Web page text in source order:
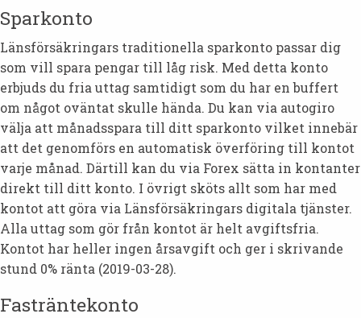
Sparkonto
Länsförsäkringars traditionella sparkonto passar dig
som vill spara pengar till låg risk. Med detta konto
erbjuds du fria uttag samtidigt som du har en buffert
om något oväntat skulle hända. Du kan via autogiro
välja att månadsspara till ditt sparkonto vilket innebär
att det genomförs en automatisk överföring till kontot
varje månad. Därtill kan du via Forex sätta in kontanter
direkt till ditt konto. I övrigt sköts allt som har med
kontot att göra via Länsförsäkringars digitala tjänster.
Alla uttag som gör från kontot är helt avgiftsfria.
Kontot har heller ingen årsavgift och ger i skrivande
stund 0% ränta (2019-03-28).
Fasträntekonto